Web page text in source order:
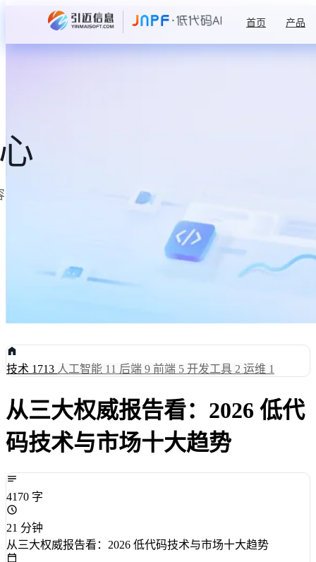
首页 产品
技术 1713 人工智能 11 后端 9 前端 5 开发工具 2 运维 1
从三大权威报告看：2026 低代
码技术与市场十大趋势
4170 字
21 分钟
从三大权威报告看：2026 低代码技术与市场十大趋势